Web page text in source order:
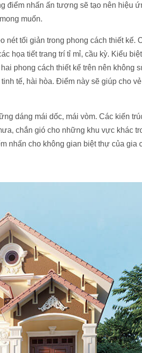
điểm nhấn ấn tượng sẽ tạo nên hiệu
muốn.
nét tối giản trong phong cách thiết kế.
họa tiết trang trí tỉ mỉ, cầu kỳ. Kiểu
phong cách thiết kế trên nên không
tế, hài hòa. Điểm này sẽ giúp cho
dáng mái dốc, mái vòm. Các kiến
chắn gió cho những khu vực khác
nhấn cho không gian biệt thự của gia